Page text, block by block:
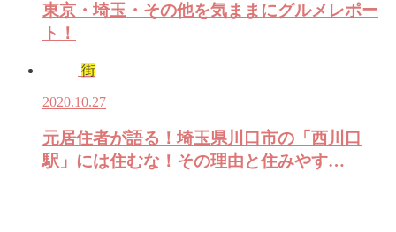
東京・埼玉・その他を気ままにグルメレポー
ト！
街
2020.10.27
元居住者が語る！埼玉県川口市の「西川口
駅」には住むな！その理由と住みやす…